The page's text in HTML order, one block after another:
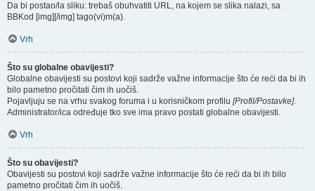
Da bi postao/la sliku: trebaš obuhvatiti URL, na kojem se slika nalazi, sa
BBKod [img][/img] tago(vi)m(a).
Vrh
Što su globalne obavijesti?
Globalne obavijesti su postovi koji sadrže važne informacije što će reći da bi ih
bilo pametno pročitati čim ih uočiš.
Pojavljuju se na vrhu svakog foruma i u korisničkom profilu [Profil/Postavke].
Administrator/ica određuje tko sve ima pravo postati globalne obavijesti.
Vrh
Što su obavijesti?
Obavijesti su postovi koji sadrže važne informacije što će reći da bi ih bilo
pametno pročitati čim ih uočiš.